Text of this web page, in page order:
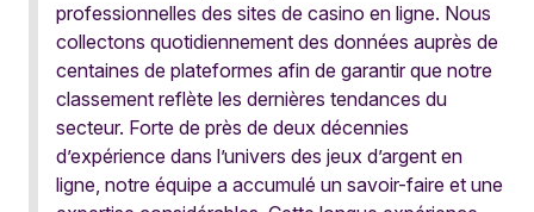
professionnelles des sites de casino en ligne. Nous
collectons quotidiennement des données auprès de
centaines de plateformes afin de garantir que notre
classement reflète les dernières tendances du
secteur. Forte de près de deux décennies
d’expérience dans l’univers des jeux d’argent en
ligne, notre équipe a accumulé un savoir-faire et une